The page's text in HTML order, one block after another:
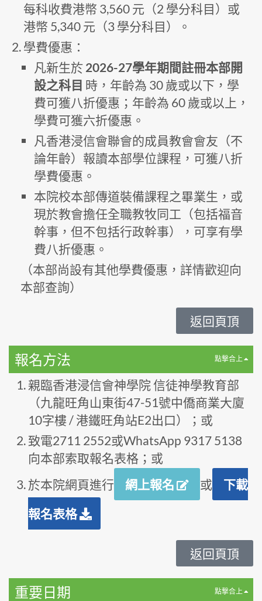
每科收費港幣 3,560 元（2 學分科目）或
港幣 5,340 元（3 學分科目）。
學費優惠：
凡新生於 2026-27學年期間註冊本部開
設之科目 時，年齡為 30 歲或以下，學
費可獲八折優惠；年齡為 60 歲或以上，
學費可獲六折優惠。
凡香港浸信會聯會的成員教會會友（不
論年齡）報讀本部學位課程，可獲八折
學費優惠。
本院校本部傳道裝備課程之畢業生，或
現於教會擔任全職教牧同工（包括福音
幹事，但不包括行政幹事），可享有學
費八折優惠。
（本部尚設有其他學費優惠，詳情歡迎向
本部查詢）
返回頁頂
報名方法 點撃合上
親臨香港浸信會神學院 信徒神學教育部
（九龍旺角山東街47-51號中僑商業大廈
10字樓 / 港鐵旺角站E2出口）；或
致電2711 2552或WhatsApp 9317 5138
向本部索取報名表格；或
於本院網頁進行
網上報名 或
下載
報名表格
返回頁頂
重要日期 點撃合上